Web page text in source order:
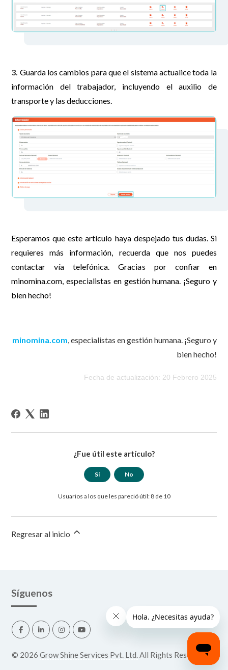
3. Guarda los cambios para que el sistema actualice toda la
información del trabajador, incluyendo el auxilio de
transporte y las deducciones.
Esperamos que este artículo haya despejado tus dudas. Si
requieres más información, recuerda que nos puedes
contactar vía telefónica. Gracias por confiar en
minomina.com, especialistas en gestión humana. ¡Seguro y
bien hecho!
minomina.com, especialistas en gestión humana. ¡Seguro y
bien hecho!
Fecha de actualización: 20 Febrero 2025
¿Fue útil este artículo?
Sí No
Usuarios a los que les pareció útil: 8 de 10
Regresar al inicio
Síguenos
© 2026 Grow Shine Services Pvt. Ltd.All Rights Reserved.